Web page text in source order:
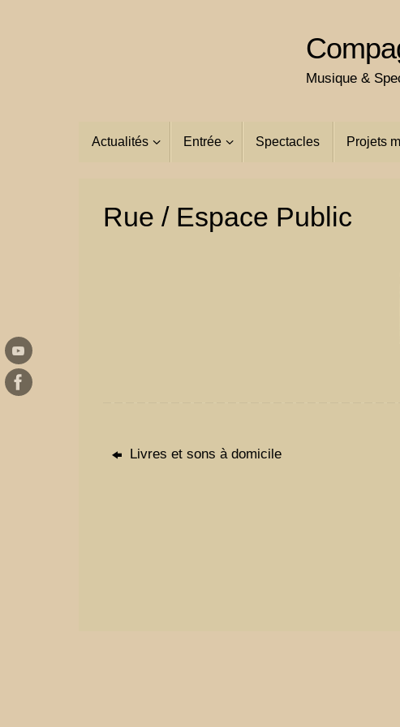
Musique &
Actualités Entrée Spectacles Projets
Rue / Espace Public
Livres et sons à domicile